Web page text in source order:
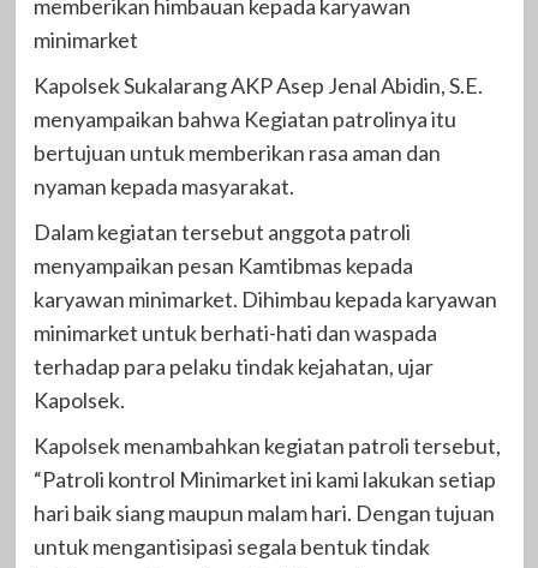
memberikan himbauan kepada karyawan
minimarket
Kapolsek Sukalarang AKP Asep Jenal Abidin, S.E.
menyampaikan bahwa Kegiatan patrolinya itu
bertujuan untuk memberikan rasa aman dan
nyaman kepada masyarakat.
Dalam kegiatan tersebut anggota patroli
menyampaikan pesan Kamtibmas kepada
karyawan minimarket. Dihimbau kepada karyawan
minimarket untuk berhati-hati dan waspada
terhadap para pelaku tindak kejahatan, ujar
Kapolsek.
Kapolsek menambahkan kegiatan patroli tersebut,
“Patroli kontrol Minimarket ini kami lakukan setiap
hari baik siang maupun malam hari. Dengan tujuan
untuk mengantisipasi segala bentuk tindak